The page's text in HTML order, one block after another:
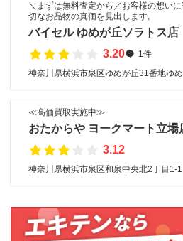
＼まずは無料査定から／お客様の想い
切なお品物の真価を見出します。
バイセル ゆめが丘ソラトス店
3.20
1件
神奈川県横浜市泉区ゆめが丘31番地ゆ
≪高価買取実施中≫
おたからや ヨークマート立場
3.12
神奈川県横浜市泉区和泉中央北2丁目1-